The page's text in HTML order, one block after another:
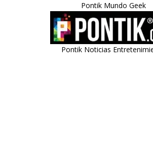
Pontik Mundo Geek
Pontik Noticias